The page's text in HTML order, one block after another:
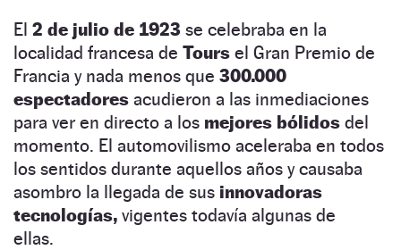
El 2 de julio de 1923 se celebraba en la
localidad francesa de Tours el Gran Premio de
Francia y nada menos que 300.000
espectadores acudieron a las inmediaciones
para ver en directo a los mejores bólidos del
momento. El automovilismo aceleraba en todos
los sentidos durante aquellos años y causaba
asombro la llegada de sus innovadoras
tecnologías, vigentes todavía algunas de
ellas.